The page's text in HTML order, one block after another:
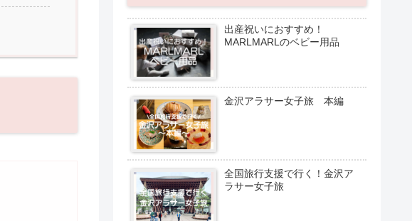
出産祝いにおすすめ！
MARLMARLのベビー用品
金沢アラサー女子旅 本編
全国旅行支援で行く！金沢ア
ラサー女子旅